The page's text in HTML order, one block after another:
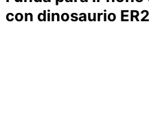
con dinosaurio